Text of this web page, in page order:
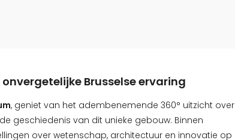
Brusselse ervaring
, geniet van het adembenemende 360° uitzicht over
geschiedenis van dit unieke gebouw. Binnen
over wetenschap, architectuur en innovatie op